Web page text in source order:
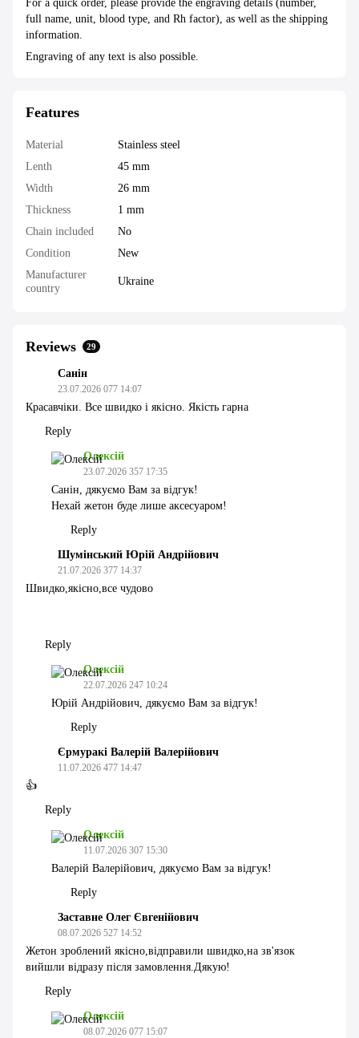
For a quick order, please provide the engraving details (number,
full name, unit, blood type, and Rh factor), as well as the shipping
information.
Engraving of any text is also possible.
Features
Material
Stainless steel
Lenth
45 mm
Width
26 mm
Thickness
1 mm
Chain included
No
Condition
New
Manufacturer
country
Ukraine
Reviews 29
Санін
23.07.2026 077 14:07
Красавчіки. Все швидко і якісно. Якість гарна
Reply
Олексій
23.07.2026 357 17:35
Санін, дякуємо Вам за відгук!
Нехай жетон буде лише аксесуаром!
Reply
Шумінський Юрій Андрійович
21.07.2026 377 14:37
Швидко,якісно,все чудово
Reply
Олексій
22.07.2026 247 10:24
Юрій Андрійович, дякуємо Вам за відгук!
Reply
Єрмуракі Валерій Валерійович
11.07.2026 477 14:47
👍
Reply
Олексій
11.07.2026 307 15:30
Валерій Валерійович, дякуємо Вам за відгук!
Reply
Заставне Олег Євгенійович
08.07.2026 527 14:52
Жетон зроблений якісно,відправили швидко,на зв'язок
вийшли відразу після замовлення.Дякую!
Reply
Олексій
08.07.2026 077 15:07